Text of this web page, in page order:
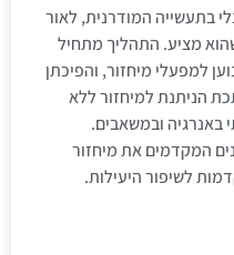
בתעשייה המודרנית, לאור
מציע. התהליך מתחיל
למפעלי מיחזור, והפיכתן
הניתנת למיחזור ללא
ובמשאבים.
המקדמים את מיחזור
לשיפור היעילות.